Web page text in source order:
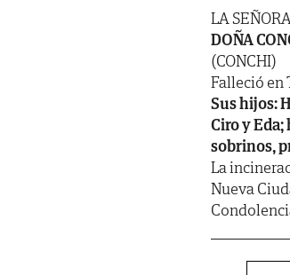
LA
DOÑA
(CONCHI)
Falleció en
Sus hijos:
Ciro y
sobrinos,
La
Nueva